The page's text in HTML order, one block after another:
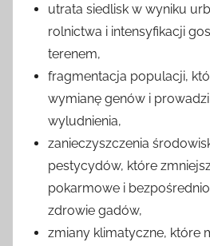
utrata siedlisk w wyniku
rolnictwa i intensyfikacji
terenem,
fragmentacja populacji,
wymianę genów i
wyludnienia,
zanieczyszczenia
pestycydów, które
pokarmowe i
zdrowie gadów,
zmiany klimatyczne, które